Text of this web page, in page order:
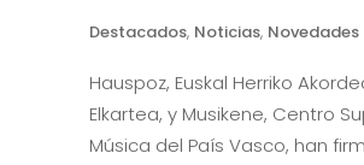
Destacados, Noticias, Novedades
Hauspoz, Euskal Herriko
Elkartea, y Musikene, Centro
Música del País Vasco, han